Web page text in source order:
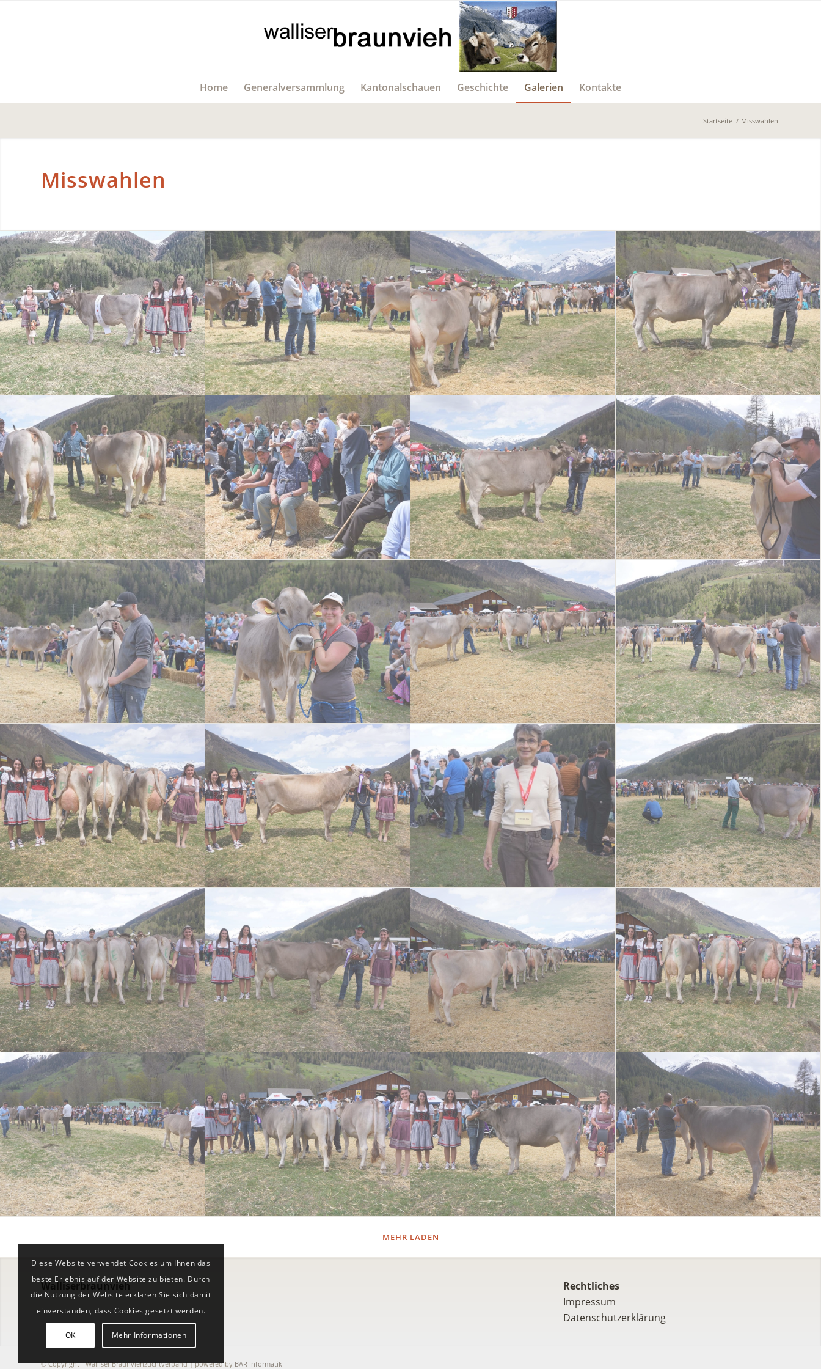
Home Generalversammlung Kantonalschauen Geschichte Galerien Kontakte
Startseite / Misswahlen
Misswahlen
MEHR LADEN
Walliserbraunvieh
Rechtliches
Impressum
Datenschutzerklärung
© Copyright - Walliser Braunviehzuchtverband | powered by BAR Informatik
Diese Website verwendet Cookies um Ihnen das
beste Erlebnis auf der Website zu bieten. Durch
die Nutzung der Website erklären Sie sich damit
einverstanden, dass Cookies gesetzt werden.
OK Mehr Informationen